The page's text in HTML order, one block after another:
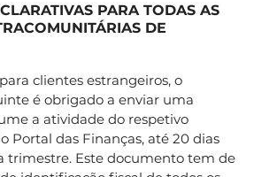
PARA TODAS AS
DE
clientes estrangeiros, o
é obrigado a enviar uma
a atividade do respetivo
Portal das Finanças, até 20 dias
trimestre. Este documento tem de